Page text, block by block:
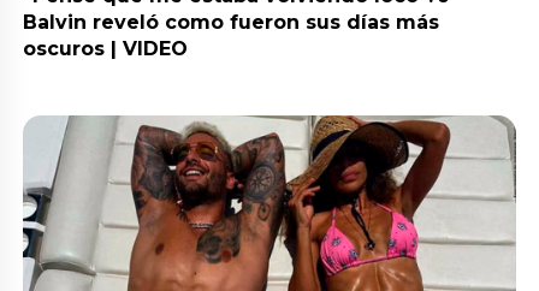
Balvin reveló como fueron sus días más
oscuros | VIDEO